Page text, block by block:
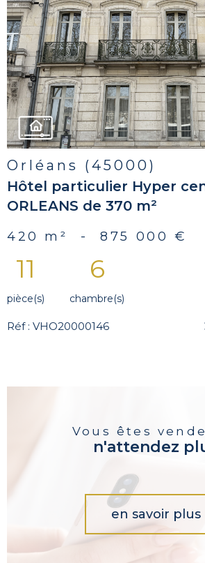
voir le
bien
Orléans (45000)
Hôtel particulier Hyper
ORLEANS de 370 m²
420 m² - 875 000 €
11
pièce(s)
6
chambre(s)
Réf : VHO20000146
Vous êtes
n'attendez
en savoir plus